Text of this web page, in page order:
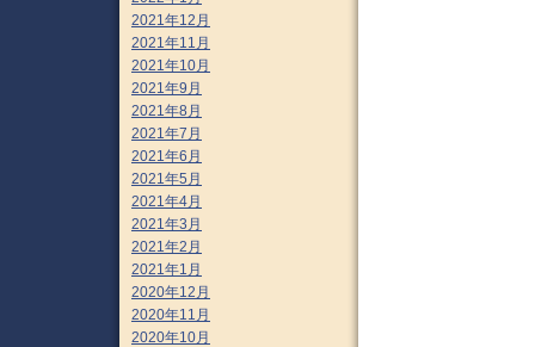
2021年12月
2021年11月
2021年10月
2021年9月
2021年8月
2021年7月
2021年6月
2021年5月
2021年4月
2021年3月
2021年2月
2021年1月
2020年12月
2020年11月
2020年10月